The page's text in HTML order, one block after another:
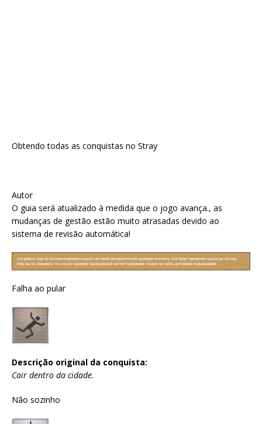
Obtendo todas as conquistas no Stray
Autor
O guia será atualizado à medida que o jogo avança., as
mudanças de gestão estão muito atrasadas devido ao
sistema de revisão automática!
Falha ao pular
Descrição original da conquista:
Cair dentro da cidade.
Não sozinho